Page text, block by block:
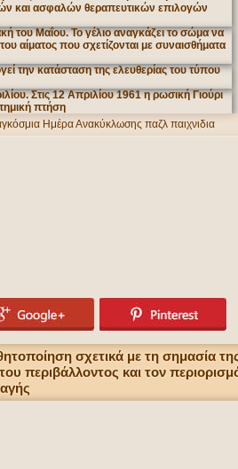
Ημέρα Ανακύκλωσης παζλ παιχνιδια
σχετικά με τη σημασία
περιβάλλοντος και τον